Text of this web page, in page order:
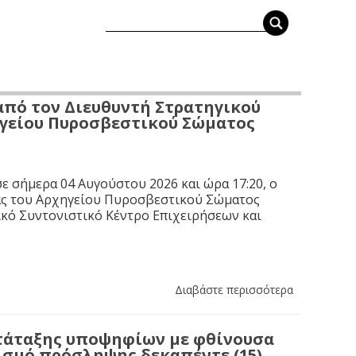
τον Διευθυντή Στρατηγικού
Πυροσβεστικού Σώματος
σήμερα 04 Αυγούστου 2026 και ώρα 17:20, ο
του Αρχηγείου Πυροσβεστικού Σώματος
Συντονιστικό Κέντρο Επιχειρήσεων και
Διαβάστε περισσότερα
υποψηφίων με φθίνουσα